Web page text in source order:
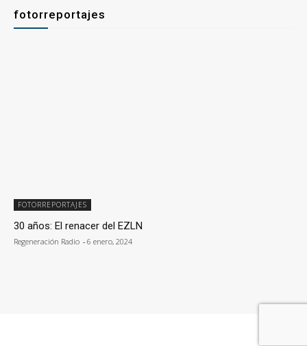
fotorreportajes
FOTORREPORTAJES
30 años: El renacer del EZLN
Regeneración Radio - 6 enero, 2024